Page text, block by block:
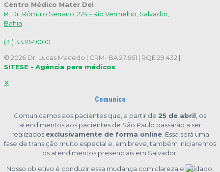
Centro Médico Mater Dei
R. Dr. Rômulo Serrano, 224 - Rio Vermelho, Salvador,
Bahia
(31) 3339-9000
© 2026 Dr. Lucas Macedo | CRM- BA 27.661 | RQE 29.432 |
SITESE - Agência para médicos
✕
Comunica
Comunicamos aos pacientes que, a partir de 25 de abril , os
atendimentos aos pacientes de São Paulo passarão a ser
realizados exclusivamente de forma online. Essa será uma
fase de transição muito especial e, em breve, também iniciaremos
os atendimentos presenciais em Salvador.
Nosso objetivo é conduzir essa mudança com clareza e cuidado,